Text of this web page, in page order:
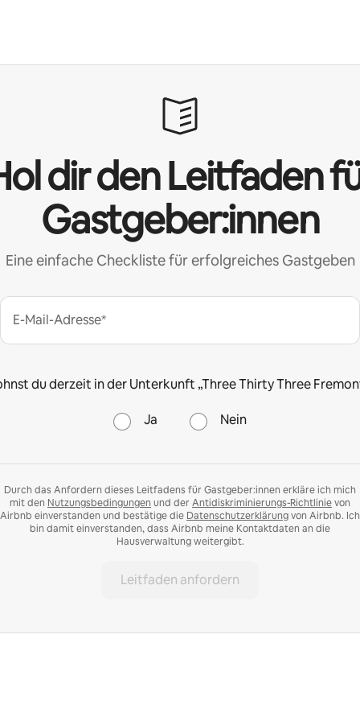
dir den Leitfaden
Gastgeber:innen
Eine einfache Checkliste für erfolgreiches Gastgeben
E-Mail-Adresse*
du derzeit in der Unterkunft „Three Thirty Three
Ja Nein
Durch das Anfordern dieses Leitfadens für Gastgeber:innen erkläre ich mich
mit den Nutzungsbedingungen und der Antidiskriminierungs-Richtlinievon
Airbnb einverstanden und bestätige die Datenschutzerklärungvon Airbnb. Ich
bin damit einverstanden, dass Airbnb meine Kontaktdaten an die
Hausverwaltung weitergibt.
Leitfaden anfordern